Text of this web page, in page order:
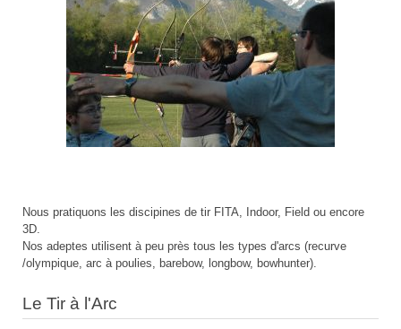
Nous pratiquons les discipines de tir FITA, Indoor, Field ou encore
3D.
Nos adeptes utilisent à peu près tous les types d'arcs (recurve
/olympique, arc à poulies, barebow, longbow, bowhunter).
Le Tir à l'Arc